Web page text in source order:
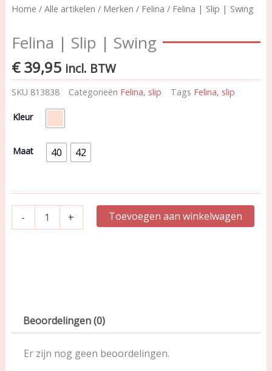
Home / Alle artikelen / Merken / Felina / Felina | Slip | Swing
Felina | Slip | Swing
€39,95 incl. BTW
SKU 813838 Categorieën Felina, slip Tags Felina, slip
Kleur
Maat 40 42
-
Felina
|
+ Toevoegen aan winkelwagen
Beoordelingen (0)
Er zijn nog geen beoordelingen.